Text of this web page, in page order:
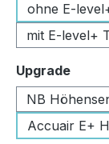
ohne E-
mit E-level+
Upgrade
NB
Accuair E+